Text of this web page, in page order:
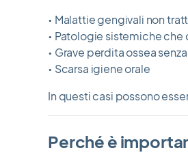
• Malattie gengivali non
• Patologie sistemiche
• Grave perdita ossea
• Scarsa igiene orale
In questi casi possono
Perché è